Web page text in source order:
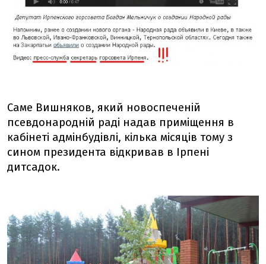
Саме Вишняков, який новоспеченій
псевдонародній раді надав приміщення в
кабінеті адмінбудівлі, кілька місяців тому з
сином президента відкривав в Ірпені
дитсадок.